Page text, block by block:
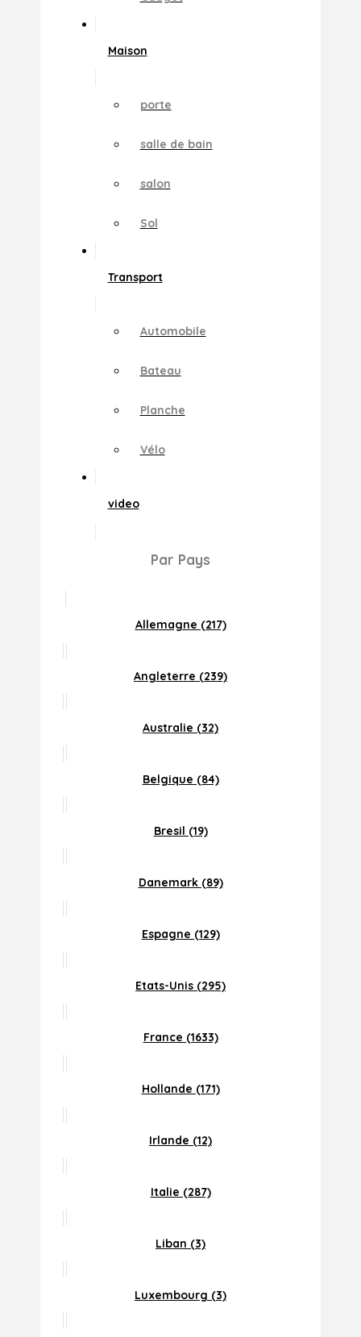
Maison
porte
salle de bain
salon
Sol
Transport
Automobile
Bateau
Planche
Vélo
video
Par Pays
Allemagne (217)
Angleterre (239)
Australie (32)
Belgique (84)
Bresil (19)
Danemark (89)
Espagne (129)
Etats-Unis (295)
France (1633)
Hollande (171)
Irlande (12)
Italie (287)
Liban (3)
Luxembourg (3)